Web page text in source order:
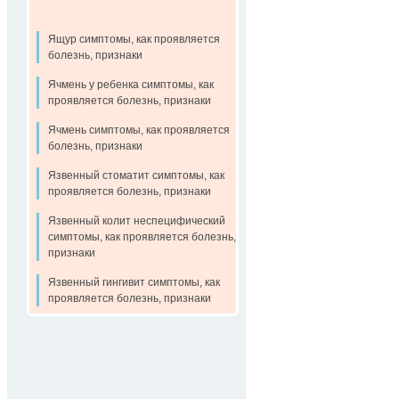
Ящур симптомы, как проявляется
болезнь, признаки
Ячмень у ребенка симптомы, как
проявляется болезнь, признаки
Ячмень симптомы, как проявляется
болезнь, признаки
Язвенный стоматит симптомы, как
проявляется болезнь, признаки
Язвенный колит неспецифический
симптомы, как проявляется болезнь,
признаки
Язвенный гингивит симптомы, как
проявляется болезнь, признаки